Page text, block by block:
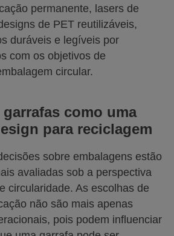
permanente, lasers de
de PET reutilizáveis,
duráveis e legíveis por
com os objetivos de
circular.
garrafas como uma
para reciclagem
sobre embalagens estão
avaliadas sob a perspectiva
circularidade. As escolhas de
não são mais apenas
pois podem influenciar